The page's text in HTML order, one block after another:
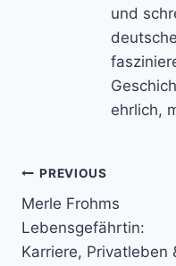
und
ehrlich,
Post
navigation
PREVIOUS
Merle Frohms
Lebensgefährtin:
Karriere, Privatleben